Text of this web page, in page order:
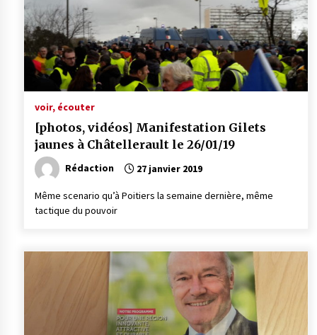
voir, écouter
[photos, vidéos] Manifestation Gilets
jaunes à Châtellerault le 26/01/19
Rédaction 27 janvier 2019
Même scenario qu’à Poitiers la semaine dernière, même
tactique du pouvoir